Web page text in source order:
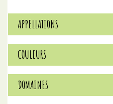
APPELLATIONS
COULEURS
DOMAINES